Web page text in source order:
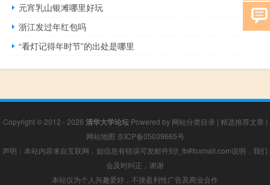
元宵乳山银滩哪里好玩
浙江发过年红包吗
“看灯记得年时节”的出处是哪里
Copyright © 2012 - 2026 清华大学论坛Powered by 网站分类目录 | 精选推荐文章 |
网站地图 京ICP备05039665号
声明：本站内容来自互联网，如信息有错误可发邮件到f_fb#foxmail.com说明，我们
会及时纠正，谢谢
本站仅为个人兴趣爱好，不接盈利性广告及商业合作